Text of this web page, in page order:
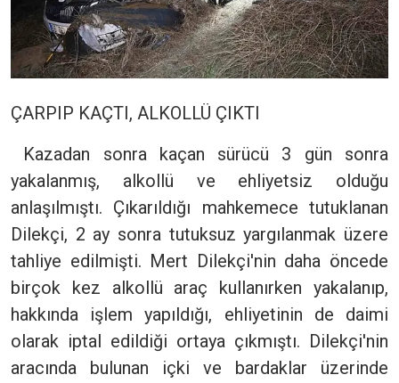
ÇARPIP KAÇTI, ALKOLLÜ ÇIKTI
Kazadan sonra kaçan sürücü 3 gün sonra
yakalanmış, alkollü ve ehliyetsiz olduğu
anlaşılmıştı. Çıkarıldığı mahkemece tutuklanan
Dilekçi, 2 ay sonra tutuksuz yargılanmak üzere
tahliye edilmişti. Mert Dilekçi'nin daha öncede
birçok kez alkollü araç kullanırken yakalanıp,
hakkında işlem yapıldığı, ehliyetinin de daimi
olarak iptal edildiği ortaya çıkmıştı. Dilekçi'nin
aracında bulunan içki ve bardaklar üzerinde